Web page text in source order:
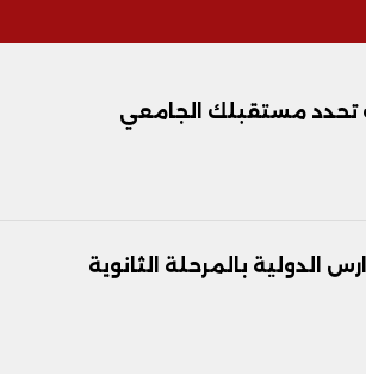
تحدد مستقبلك الجامعي
الدولية بالمرحلة الثانوية